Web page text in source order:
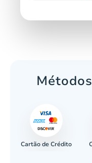
Cartão de Crédito